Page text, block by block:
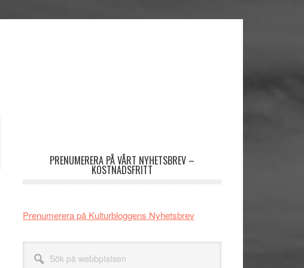
PRENUMERERA PÅ VÅRT NYHETSBREV –
KOSTNADSFRITT
Prenumerera på Kulturbloggens Nyhetsbrev